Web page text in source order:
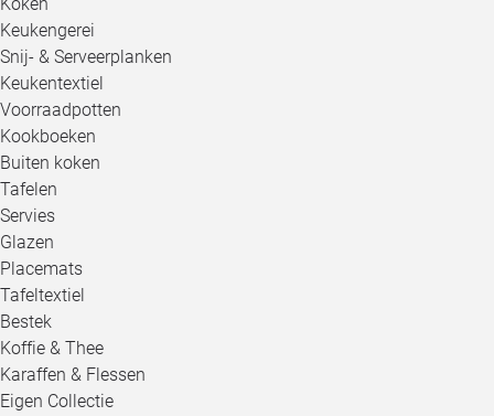
Keukengerei
Snij- & Serveerplanken
Keukentextiel
Voorraadpotten
Kookboeken
Buiten koken
Tafelen
Servies
Glazen
Placemats
Tafeltextiel
Bestek
Koffie & Thee
Karaffen & Flessen
Eigen Collectie